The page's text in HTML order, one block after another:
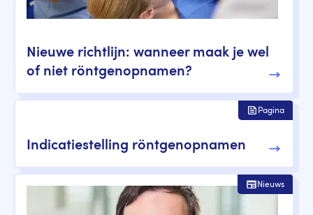
Nieuwe richtlijn: wanneer maak je wel
of niet röntgenopnamen?
Indicatiestelling röntgenopnamen
Pagina
Nieuws